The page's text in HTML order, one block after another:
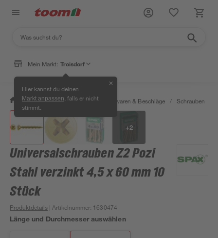
Mein Markt: Troisdorf
Hier kannst du deinen
Markt anpassen , falls er nicht
stimmt.
✕
/ Werkstatt & Maschinen / Eisenwaren & Beschläge / Schrauben
+2
Universalschrauben Z2 Pozi
Stahl verzinkt 4,5 x 60 mm 10
Stück
Produktdetails | Artikelnummer: 1630474
Länge und Durchmesser auswählen